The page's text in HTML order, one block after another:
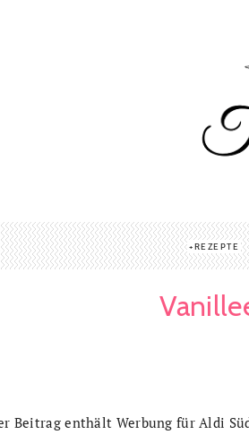
REZEPTE
Beitrag enthält Werbung für Aldi